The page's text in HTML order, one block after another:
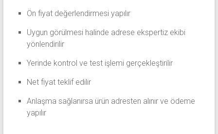
Ön fiyat değerlendirmesi yapılır
Uygun görülmesi halinde adrese ekspertiz ekibi
yönlendirilir
Yerinde kontrol ve test işlemi gerçekleştirilir
Net fiyat teklif edilir
Anlaşma sağlanırsa ürün adresten alınır ve ödeme
yapılır